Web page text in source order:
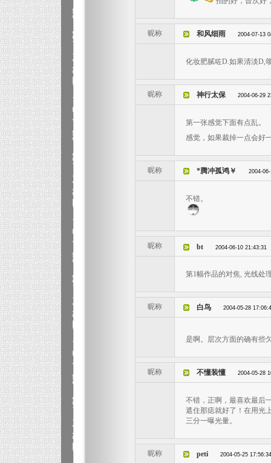
昵称 和风细雨 2004-07-13
化妆肥腻咗D.如果清淡D,
昵称 神行太保 2004-06-29
第一张感觉下面有点乱。
感觉，如果裁掉一点会好
昵称 *腾冲孤鸿￥ 2004-
不错。
昵称 bt 2004-06-10 21:43:31
第1幅作品的对焦, 光线处
昵称 白鸟 2004-05-28
是啊。层次方面的确有些
昵称 不懂装懂 2004-05-28
不错，正啊，最喜欢最后
遮住那痣就好了！在用光
三分一曝光量。
昵称 peti 2004-05-25 17:56:34